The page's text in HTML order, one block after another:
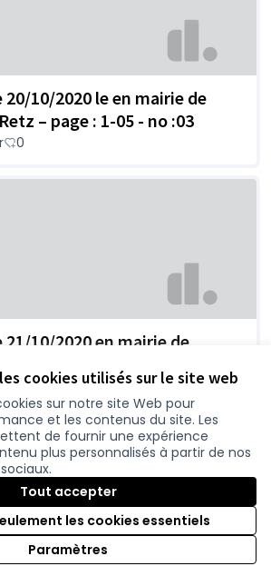
cookies utilisés sur le site web
sur notre site Web pour
et les contenus du site. Les
de fournir une expérience
plus personnalisés à partir de nos
Tout accepter
les cookies essentiels
Paramètres
20/10/2020 le en mairie de
– page : 1-05 - no :03
0
21/10/2020 en mairie de
0